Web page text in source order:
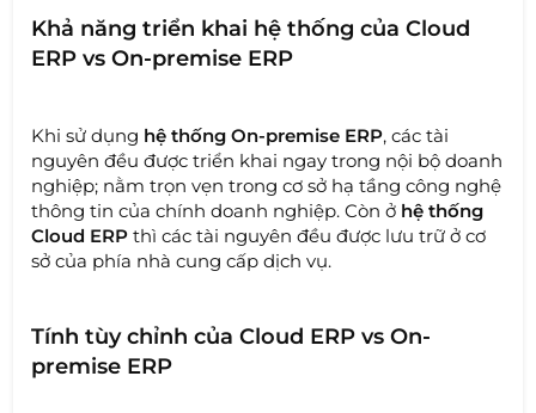
Khả năng triển khai hệ thống của Cloud
ERP vs On-premise ERP
Khi sử dụng hệ thống On-premise ERP, các tài
nguyên đều được triển khai ngay trong nội bộ doanh
nghiệp; nằm trọn vẹn trong cơ sở hạ tầng công nghệ
thông tin của chính doanh nghiệp. Còn ở hệ thống
Cloud ERP thì các tài nguyên đều được lưu trữ ở cơ
sở của phía nhà cung cấp dịch vụ.
Tính tùy chỉnh của Cloud ERP vs On-
premise ERP